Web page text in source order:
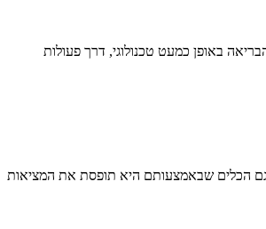
באופן כמעט טכנולוגי, דרך פעולות
הכלים שבאמצעותם היא תופסת את המציאות